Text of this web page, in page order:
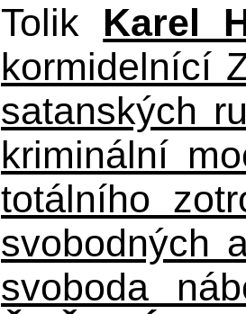
Tolik Karel
kormidelnící
satanských
kriminální
totálního
svobodných
svoboda